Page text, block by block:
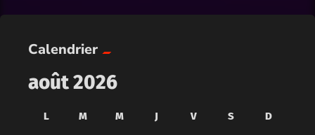
Calendrier
août 2026
L M M J V S
D